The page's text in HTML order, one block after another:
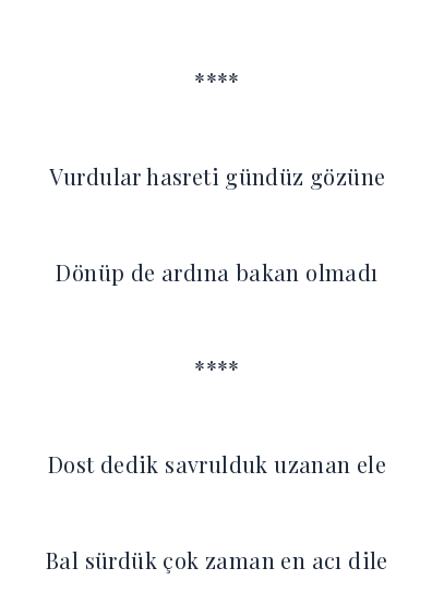
****
Vurdular hasreti gündüz gözüne
Dönüp de ardına bakan olmadı
****
Dost dedik savrulduk uzanan ele
Bal sürdük çok zaman en acı dile